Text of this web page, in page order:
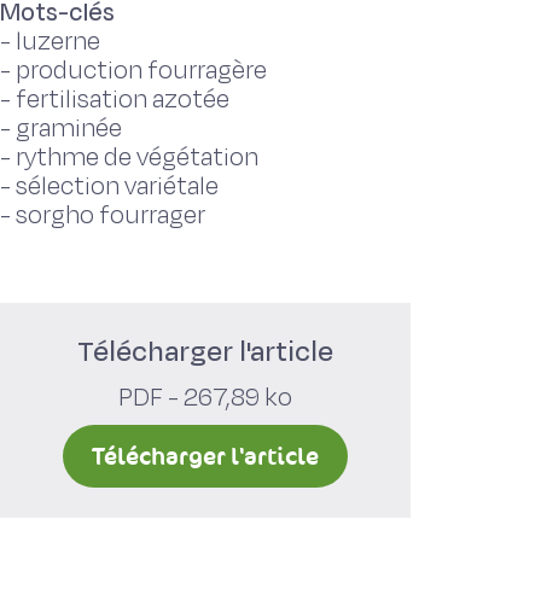
Mots-clés
- luzerne
- production fourragère
- fertilisation azotée
- graminée
- rythme de végétation
-sélection variétale
-sorgho fourrager
Télécharger l'article
PDF - 267,89 ko
Télécharger l'article